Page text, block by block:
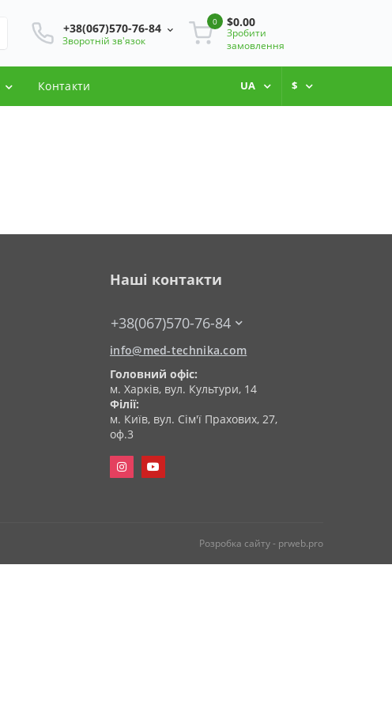
+38(067)570-76-84
Зворотній зв'язок
0 $0.00
Зробити
замовлення
Контакти UA $
Наші контакти
+38(067)570-76-84
info@med-technika.com
Головний офіс:
м. Харків, вул. Культури, 14
Філії:
м. Київ, вул. Сім'ї Прахових, 27,
оф.3
Розробка сайту - prweb.pro